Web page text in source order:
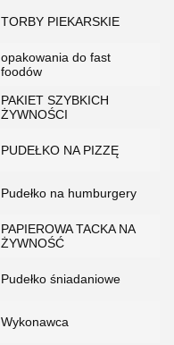
TORBY PIEKARSKIE
opakowania do fast
foodów
PAKIET SZYBKICH
ŻYWNOŚCI
PUDEŁKO NA PIZZĘ
Pudełko na humburgery
PAPIEROWA TACKA NA
ŻYWNOŚĆ
Pudełko śniadaniowe
Wykonawca